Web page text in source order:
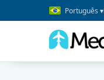
Português ▾